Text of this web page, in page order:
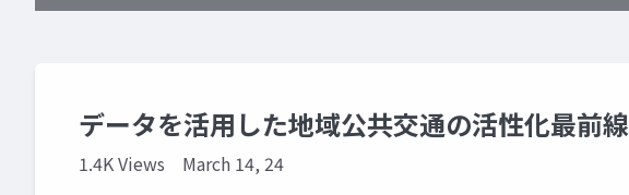
データを活用した地域公共交通の活性化最前線
1.4K Views March 14, 24